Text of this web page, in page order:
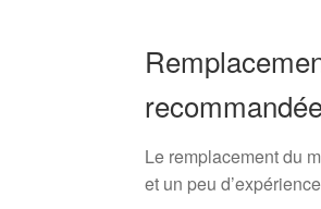
Le remplacement du
et un peu